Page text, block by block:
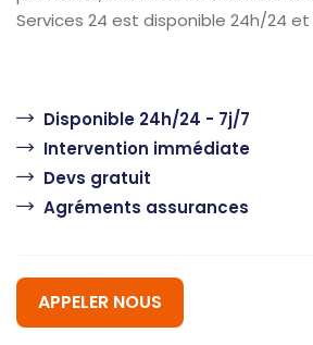
Services 24 est disponible 24h/24 et
Disponible 24h/24 - 7j/7
Intervention immédiate
Devs gratuit
Agréments assurances
APPELER NOUS